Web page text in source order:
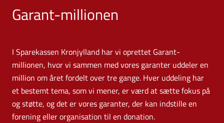
Garant-millionen
I Sparekassen Kronjylland har vi oprettet Garant-
millionen, hvor vi sammen med vores garanter uddeler en
million om året fordelt over tre gange. Hver uddeling har
et bestemt tema, som vi mener, er værd at sætte fokus på
og støtte, og det er vores garanter, der kan indstille en
forening eller organisation til en donation.